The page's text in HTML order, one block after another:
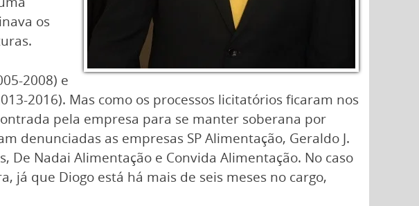
os
2008) e
2016). Mas como os processos licitatórios ficaram nos
pela empresa para se manter soberana por
denunciadas as empresas SP Alimentação, Geraldo J.
De Nadai Alimentação e Convida Alimentação. No caso
já que Diogo está há mais de seis meses no cargo,